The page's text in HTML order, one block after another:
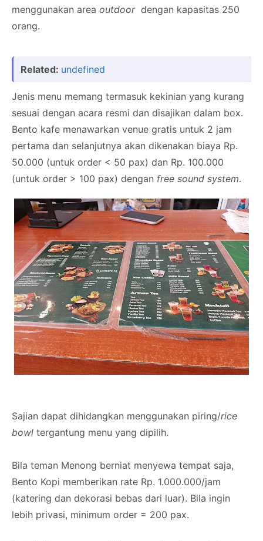
menggunakan area outdoor dengan kapasitas 250
orang.
Related: undefined
Jenis menu memang termasuk kekinian yang kurang
sesuai dengan acara resmi dan disajikan dalam box.
Bento kafe menawarkan venue gratis untuk 2 jam
pertama dan selanjutnya akan dikenakan biaya Rp.
50.000 (untuk order < 50 pax) dan Rp. 100.000
(untuk order > 100 pax) dengan free sound system.
Sajian dapat dihidangkan menggunakan piring/rice
bowl tergantung menu yang dipilih.
Bila teman Menong berniat menyewa tempat saja,
Bento Kopi memberikan rate Rp. 1.000.000/jam
(katering dan dekorasi bebas dari luar). Bila ingin
lebih privasi, minimum order = 200 pax.